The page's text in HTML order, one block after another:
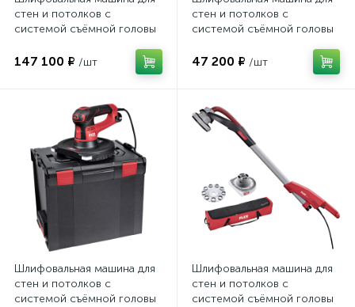
стен и потолков с
системой съёмной головы
SH 494550
147 100 ₽ /шт
стен и потолков с
системой съёмной головы
497568
47 200 ₽ /шт
Шлифовальная машина для
стен и потолков с
системой съёмной головы
Шлифовальная машина для
стен и потолков с
системой съёмной головы